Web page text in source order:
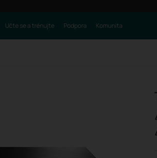
Učte se a trénujte Podpora Komunita